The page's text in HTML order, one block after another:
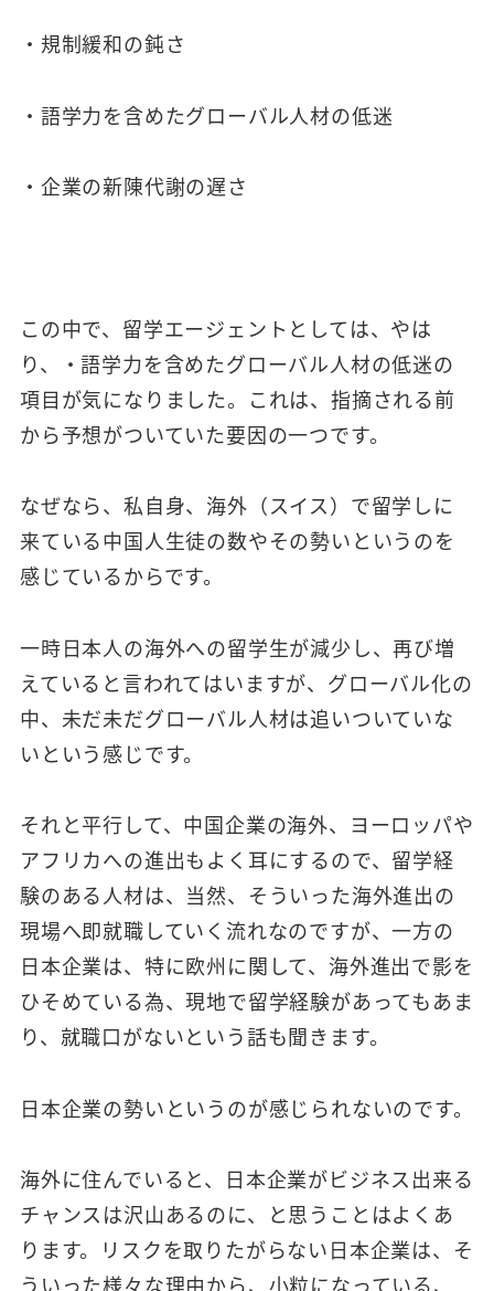
・規制緩和の鈍さ
・語学力を含めたグローバル人材の低迷
・企業の新陳代謝の遅さ
この中で、留学エージェントとしては、やは
り、・語学力を含めたグローバル人材の低迷の
項目が気になりました。これは、指摘される前
から予想がついていた要因の一つです。
なぜなら、私自身、海外（スイス）で留学しに
来ている中国人生徒の数やその勢いというのを
感じているからです。
一時日本人の海外への留学生が減少し、再び増
えていると言われてはいますが、グローバル化の
中、未だ未だグローバル人材は追いついていな
いという感じです。
それと平行して、中国企業の海外、ヨーロッパや
アフリカへの進出もよく耳にするので、留学経
験のある人材は、当然、そういった海外進出の
現場へ即就職していく流れなのですが、一方の
日本企業は、特に欧州に関して、海外進出で影を
ひそめている為、現地で留学経験があってもあま
り、就職口がないという話も聞きます。
日本企業の勢いというのが感じられないのです。
海外に住んでいると、日本企業がビジネス出来る
チャンスは沢山あるのに、と思うことはよくあ
ります。リスクを取りたがらない日本企業は、そ
ういった様々な理由から、小粒になっている、